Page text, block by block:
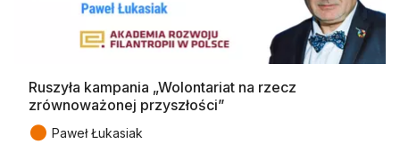
Ruszyła kampania „Wolontariat na rzecz
zrównoważonej przyszłości”
● Paweł Łukasiak